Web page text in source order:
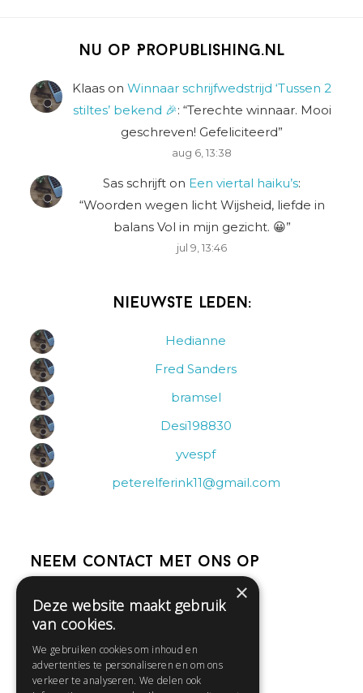
Nu op Propublishing.nl
Klaas on Winnaar schrijfwedstrijd ‘Tussen 2
stiltes’ bekend 🎉: “Terechte winnaar. Mooi
geschreven! Gefeliciteerd”
aug 6, 13:38
Sas schrijft on Een viertal haiku’s:
“Woorden wegen licht Wijsheid, liefde in
balans Vol in mijn gezicht. 😀”
jul 9, 13:46
Nieuwste leden:
Hedianne
Fred Sanders
bramsel
Desi198830
yvespf
peterelferink11@gmail.com
Neem contact met ons op
Help
Contact
Huisregels
×
Deze website maakt gebruik
van cookies.
We gebruiken cookies om inhoud en
advertenties te personaliseren en om ons
verkeer te analyseren. We delen ook